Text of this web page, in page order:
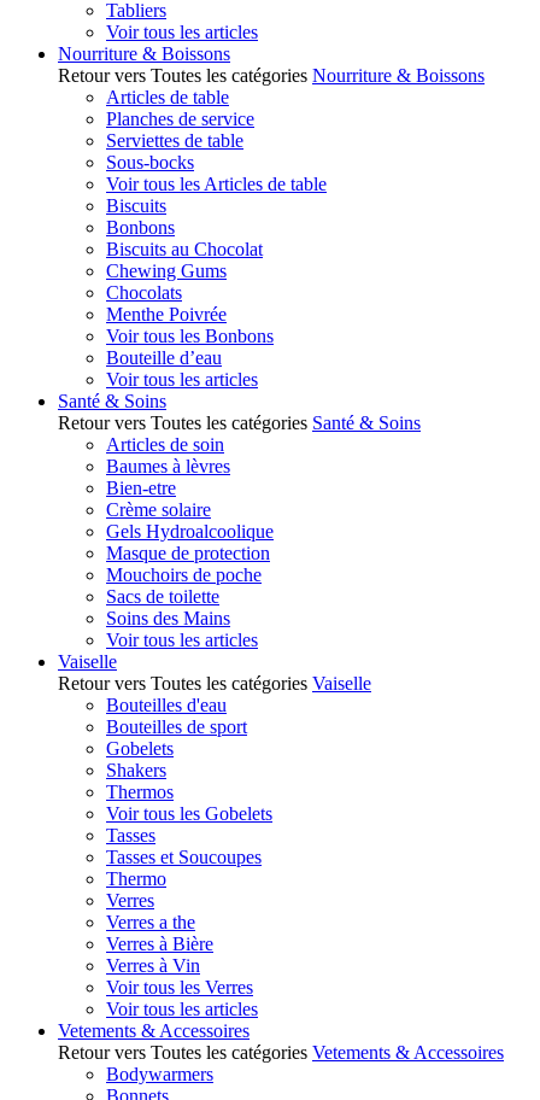
Tabliers
Voir tous les articles
Nourriture & Boissons
Retour vers Toutes les catégories Nourriture & Boissons
Articles de table
Planches de service
Serviettes de table
Sous-bocks
Voir tous les Articles de table
Biscuits
Bonbons
Biscuits au Chocolat
Chewing Gums
Chocolats
Menthe Poivrée
Voir tous les Bonbons
Bouteille d’eau
Voir tous les articles
Santé & Soins
Retour vers Toutes les catégories Santé & Soins
Articles de soin
Baumes à lèvres
Bien-etre
Crème solaire
Gels Hydroalcoolique
Masque de protection
Mouchoirs de poche
Sacs de toilette
Soins des Mains
Voir tous les articles
Vaiselle
Retour vers Toutes les catégories Vaiselle
Bouteilles d'eau
Bouteilles de sport
Gobelets
Shakers
Thermos
Voir tous les Gobelets
Tasses
Tasses et Soucoupes
Thermo
Verres
Verres a the
Verres à Bière
Verres à Vin
Voir tous les Verres
Voir tous les articles
Vetements & Accessoires
Retour vers Toutes les catégories Vetements & Accessoires
Bodywarmers
Bonnets